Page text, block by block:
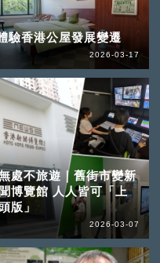
驗香港公屋發展變遷
2026-03-17
處不旅遊｜舊街市變新
聞博覽館 人人皆可「上
版」
2026-03-07